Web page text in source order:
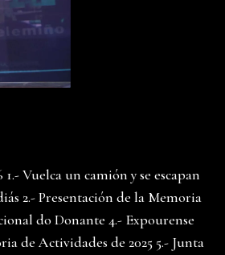
1.- Vuelca un camión y se escapan
2.- Presentación de la Memoria
do Donante 4.- Expourense
de Actividades de 2025 5.- Junta